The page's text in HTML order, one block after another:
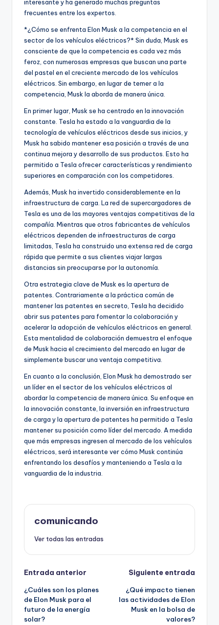
interesante y ha generado muchas preguntas
frecuentes entre los expertos.
*¿Cómo se enfrenta Elon Musk a la competencia en el
sector de los vehículos eléctricos?* Sin duda, Musk es
consciente de que la competencia es cada vez más
feroz, con numerosas empresas que buscan una parte
del pastel en el creciente mercado de los vehículos
eléctricos. Sin embargo, en lugar de temer a la
competencia, Musk la aborda de manera única.
En primer lugar, Musk se ha centrado en la innovación
constante. Tesla ha estado a la vanguardia de la
tecnología de vehículos eléctricos desde sus inicios, y
Musk ha sabido mantener esa posición a través de una
continua mejora y desarrollo de sus productos. Esto ha
permitido a Tesla ofrecer características y rendimiento
superiores en comparación con los competidores.
Además, Musk ha invertido considerablemente en la
infraestructura de carga. La red de supercargadores de
Tesla es una de las mayores ventajas competitivas de la
compañía. Mientras que otros fabricantes de vehículos
eléctricos dependen de infraestructuras de carga
limitadas, Tesla ha construido una extensa red de carga
rápida que permite a sus clientes viajar largas
distancias sin preocuparse por la autonomía.
Otra estrategia clave de Musk es la apertura de
patentes. Contrariamente a la práctica común de
mantener las patentes en secreto, Tesla ha decidido
abrir sus patentes para fomentar la colaboración y
acelerar la adopción de vehículos eléctricos en general.
Esta mentalidad de colaboración demuestra el enfoque
de Musk hacia el crecimiento del mercado en lugar de
simplemente buscar una ventaja competitiva.
En cuanto a la conclusión, Elon Musk ha demostrado ser
un líder en el sector de los vehículos eléctricos al
abordar la competencia de manera única. Su enfoque en
la innovación constante, la inversión en infraestructura
de carga y la apertura de patentes ha permitido a Tesla
mantener su posición como líder del mercado. A medida
que más empresas ingresen al mercado de los vehículos
eléctricos, será interesante ver cómo Musk continúa
enfrentando los desafíos y manteniendo a Tesla a la
vanguardia de la industria.
comunicando
Ver todas las entradas
Navegación
de
entradas
Entrada anterior
¿Cuáles son los planes
de Elon Musk para el
futuro de la energía
solar?
Siguiente entrada
¿Qué impacto tienen
las actividades de Elon
Musk en la bolsa de
valores?